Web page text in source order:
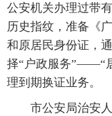
公安机关办理过带
历史指纹，准备《
和原居民身份证，
择“户政服务”——“
理到期换证业务。
市公安局治安人